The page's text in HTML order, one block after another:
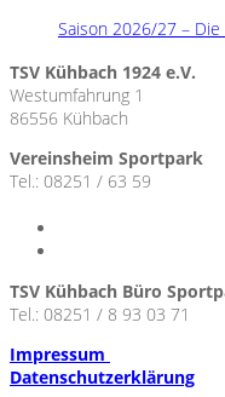
Saison 2026/27 –
TSV Kühbach 1924 e.V.
Westumfahrung 1
86556 Kühbach
Vereinsheim Sportpark
Tel.: 08251 / 63 59
TSV Kühbach Büro
Tel.: 08251 / 8 93 03 71
Impressum
Datenschutzerklärung